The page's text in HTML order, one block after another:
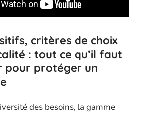
critères de choix
: tout ce qu’il faut
pour protéger un
des besoins, la gamme